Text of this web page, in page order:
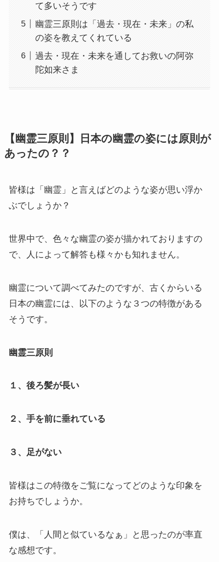
て多いそうです
幽霊三原則は「過去・現在・未来」の私
の姿を教えてくれている
過去・現在・未来を通してお救いの阿弥
陀如来さま
【幽霊三原則】日本の幽霊の姿には原則が
あったの？？
皆様は「幽霊」と言えばどのような姿が思い浮か
ぶでしょうか？
世界中で、色々な幽霊の姿が描かれておりますの
で、人によって解答も様々かも知れません。
幽霊について調べてみたのですが、古くからいる
日本の幽霊には、以下のような３つの特徴がある
そうです。
幽霊三原則
１、後ろ髪が長い
２、手を前に垂れている
３、足がない
皆様はこの特徴をご覧になってどのような印象を
お持ちでしょうか。
僕は、「人間と似ているなぁ」と思ったのが率直
な感想です。